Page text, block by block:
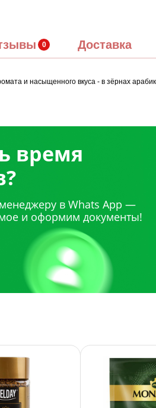
Доставка
и насыщенного вкуса - в зёрнах
время
в Whats App —
и оформим документы!